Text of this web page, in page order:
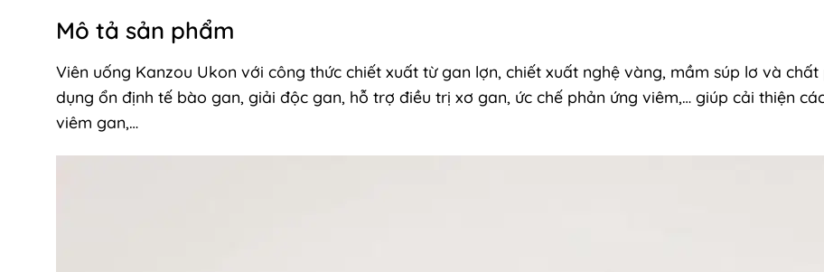
Mô tả sản phẩm
Viên uống Kanzou Ukon với công thức chiết xuất từ gan lợn, chiết xuất nghệ vàng, mầm súp lơ và
dụng ổn định tế bào gan, giải độc gan, hỗ trợ điều trị xơ gan, ức chế phản ứng viêm,… giúp cải thiện
viêm gan,…